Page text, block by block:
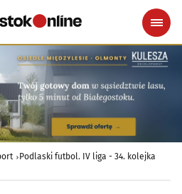
Podlaski futbol. IV liga - 34. kolejka